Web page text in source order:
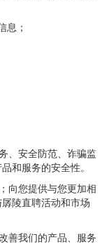
息；
、安全防范、诈骗监
和服务的安全性。
向您提供与您更加相
陵直聘活动和市场
善我们的产品、服务